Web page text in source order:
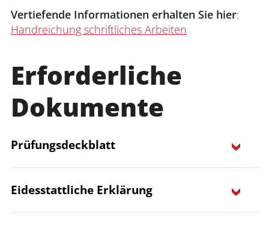
Vertiefende Informationen erhalten Sie hier:
Handreichung schriftliches Arbeiten
Erforderliche
Dokumente
Prüfungsdeckblatt
Prüfungsdeckblatt der Universität
Eidesstattliche Erklärung